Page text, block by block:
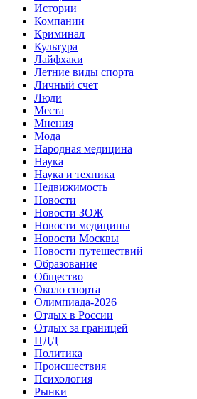
Истории
Компании
Криминал
Культура
Лайфхаки
Летние виды спорта
Личный счет
Люди
Места
Мнения
Мода
Народная медицина
Наука
Наука и техника
Недвижимость
Новости
Новости ЗОЖ
Новости медицины
Новости Москвы
Новости путешествий
Образование
Общество
Около спорта
Олимпиада-2026
Отдых в России
Отдых за границей
ПДД
Политика
Происшествия
Психология
Рынки